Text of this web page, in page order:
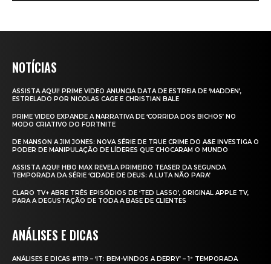
NOTÍCIAS
ASSISTA AQUI! PRIME VIDEO ANUNCIA DATA DE ESTREIA DE ‘MADDEN’,
ESTRELADO POR NICOLAS CAGE E CHRISTIAN BALE
PRIME VIDEO EXPANDE A NARRATIVA DE ‘CORRIDA DOS BICHOS’ NO
MODO CRIATIVO DO FORTNITE
DE MANSON A JIM JONES: NOVA SÉRIE DE TRUE CRIME DO A&E INVESTIGA O
PODER DE MANIPULAÇÃO DE LÍDERES QUE CHOCARAM O MUNDO
ASSISTA AQUI! HBO MAX REVELA PRIMEIRO TEASER DA SEGUNDA
TEMPORADA DA SÉRIE ‘CIDADE DE DEUS: A LUTA NÃO PARA’
CLARO TV+ ABRE TRÊS EPISÓDIOS DE ‘TED LASSO’, ORIGINAL APPLE TV,
PARA A DEGUSTAÇÃO DE TODA A BASE DE CLIENTES
ANÁLISES E DICAS
ANÁLISES E DICAS #1119 – ‘IT: BEM-VINDOS A DERRY’ – 1ª TEMPORADA